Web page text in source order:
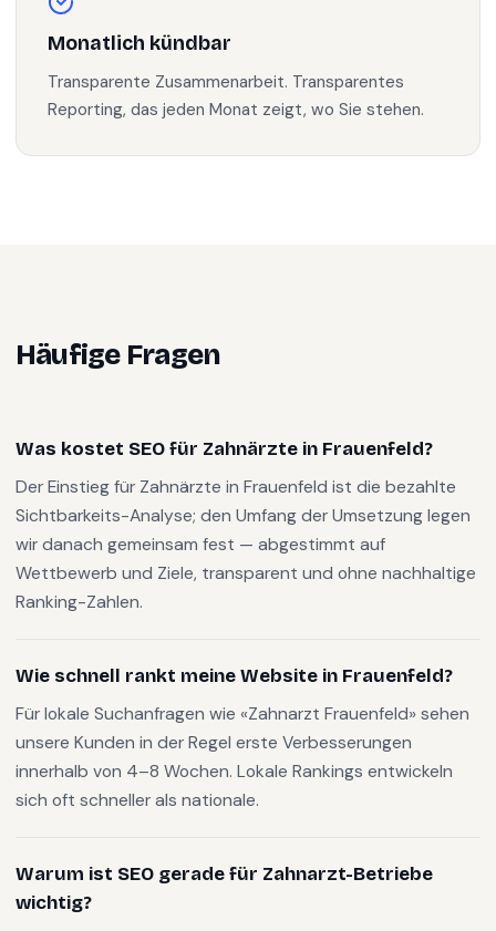
Monatlich kündbar
Transparente Zusammenarbeit. Transparentes
Reporting, das jeden Monat zeigt, wo Sie stehen.
Häufige Fragen
Was kostet SEO für Zahnärzte in Frauenfeld?
Der Einstieg für Zahnärzte in Frauenfeld ist die bezahlte
Sichtbarkeits-Analyse; den Umfang der Umsetzung legen
wir danach gemeinsam fest — abgestimmt auf
Wettbewerb und Ziele, transparent und ohne nachhaltige
Ranking-Zahlen.
Wie schnell rankt meine Website in Frauenfeld?
Für lokale Suchanfragen wie «Zahnarzt Frauenfeld» sehen
unsere Kunden in der Regel erste Verbesserungen
innerhalb von 4–8 Wochen. Lokale Rankings entwickeln
sich oft schneller als nationale.
Warum ist SEO gerade für Zahnarzt-Betriebe
wichtig?